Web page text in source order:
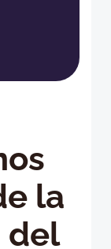
la
del